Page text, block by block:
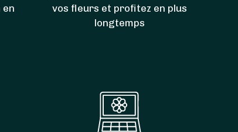
en
vos fleurs et profitez en plus
longtemps